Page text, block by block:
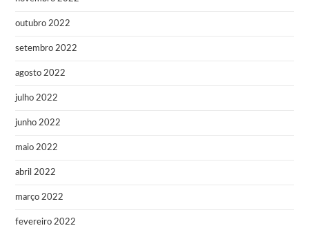
outubro 2022
setembro 2022
agosto 2022
julho 2022
junho 2022
maio 2022
abril 2022
março 2022
fevereiro 2022